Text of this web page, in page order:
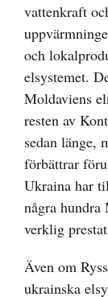
vattenkraft
och
elsystemet.
Moldaviens
resten av
sedan länge,
förbättrar
Ukraina har
några
verklig
Även om
ukrainska